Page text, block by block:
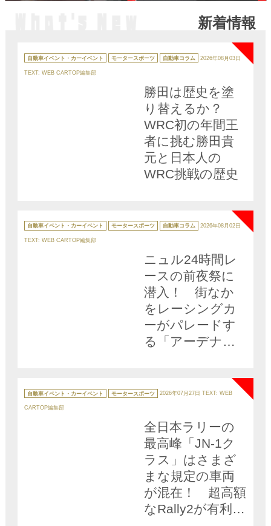
えてもお得だった
新着情報
テ
ゴ
ー
自動車イベント・カーイベント モータースポーツ 自動車コラム 2026年08月03日
TEXT: WEB CARTOP編集部
NEW
勝田は歴史を塗
り替えるか？
WRC初の年間王
者に挑む勝田貴
元と日本人の
WRC挑戦の歴史
テ
ゴ
ー
自動車イベント・カーイベント モータースポーツ 自動車コラム 2026年08月02日
TEXT: WEB CARTOP編集部
ニュル24時間レ
ースの前夜祭に
潜入！ 街なか
をレーシングカ
ーがパレードす
る「アーデナウ
上がりっぷりに
乙通信】
テ
ゴ
ー
自動車イベント・カーイベント モータースポーツ 2026年07月27日 TEXT: WEB
CARTOP編集部
全日本ラリーの
最高峰「JN-1ク
ラス」はさまざ
まな規定の車両
が混在！ 超高額
なRally2が有利と